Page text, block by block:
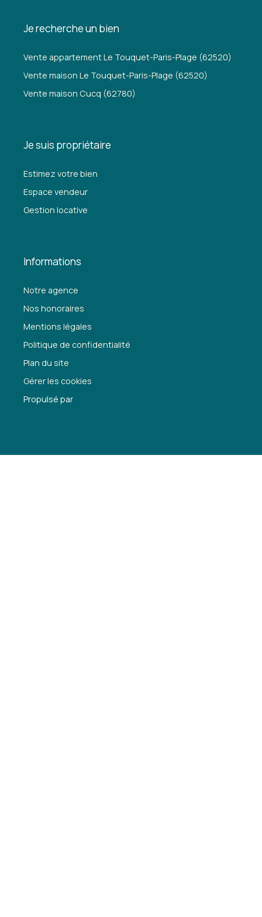
Je recherche un bien
Vente appartement Le Touquet-Paris-Plage (62520)
Vente maison Le Touquet-Paris-Plage (62520)
Vente maison Cucq (62780)
Je suis propriétaire
Estimez votre bien
Espace vendeur
Gestion locative
Informations
Notre agence
Nos honoraires
Mentions légales
Politique de confidentialité
Plan du site
Gérer les cookies
Propulsé par